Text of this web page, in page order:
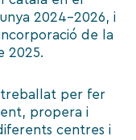
2024-2026, i
de la
2025.
treballat per fer
propera i
centres i